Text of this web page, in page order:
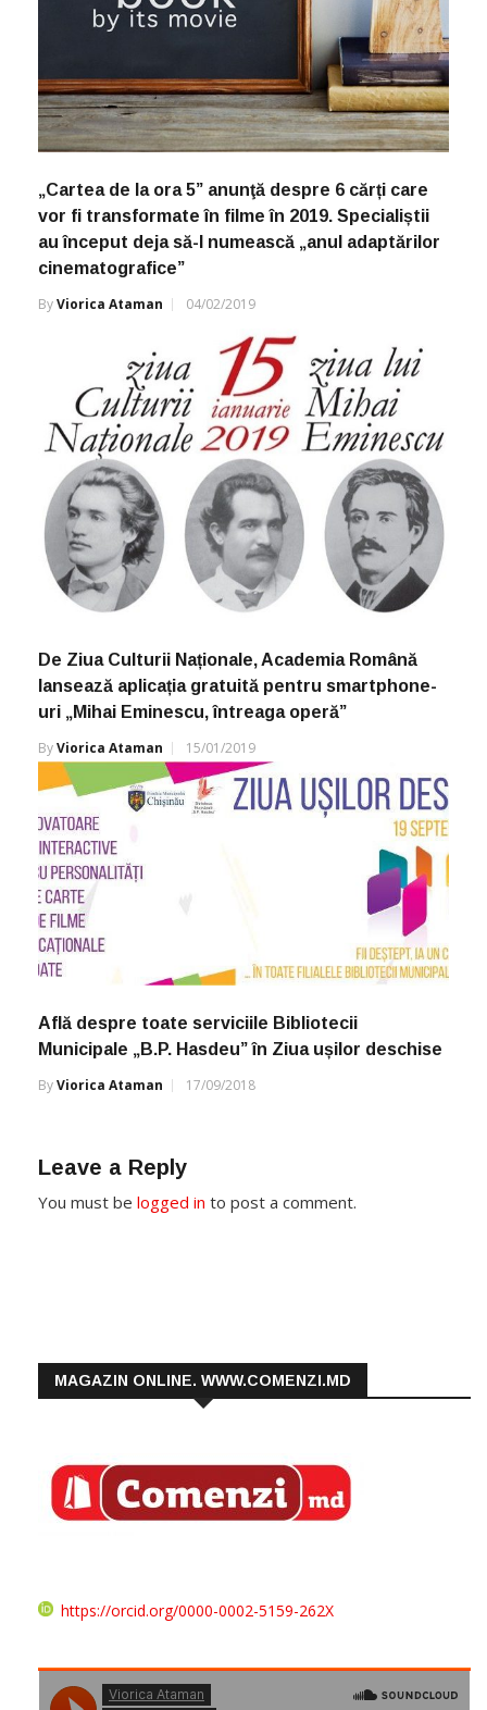
„Cartea de la ora 5” anunţă despre 6 cărți care
vor fi transformate în filme în 2019. Specialiștii
au început deja să-l numească „anul adaptărilor
cinematografice”
ByViorica Ataman 04/02/2019
De Ziua Culturii Naționale, Academia Română
lansează aplicația gratuită pentru smartphone-
uri „Mihai Eminescu, întreaga operă”
ByViorica Ataman 15/01/2019
Află despre toate serviciile Bibliotecii
Municipale „B.P. Hasdeu” în Ziua ușilor deschise
ByViorica Ataman 17/09/2018
Leave a Reply
You must be logged in to post a comment.
MAGAZIN ONLINE. WWW.COMENZI.MD
https://orcid.org/0000-0002-5159-262X